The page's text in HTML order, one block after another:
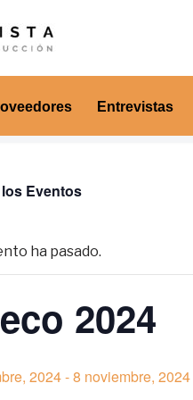
Entrevistas
Eventos
ha pasado.
2024
2024-8 noviembre, 2024